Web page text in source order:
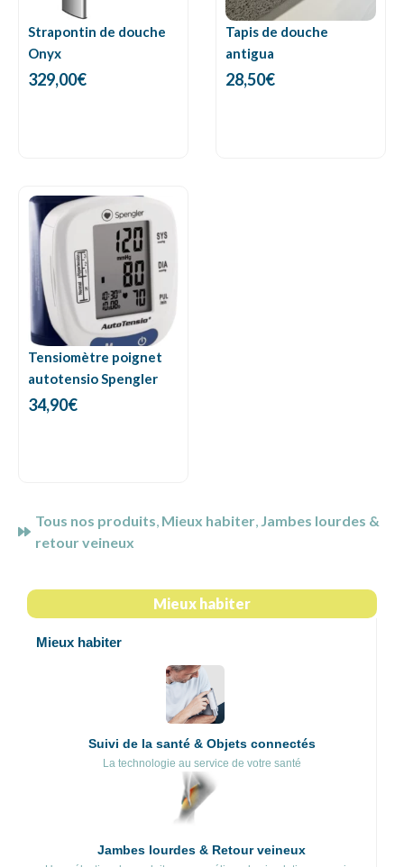
Mieux habiter
Mieux habiter
Suivi de la santé & Objets connectés
La technologie au service de votre santé
Jambes lourdes & Retour veineux
Strapontin de douche
Onyx
329,00€
Tapis de douche
antigua
28,50€
Tensiomètre poignet
autotensio Spengler
34,90€
Tous nos produits, Mieux habiter, Jambes lourdes &
retour veineux